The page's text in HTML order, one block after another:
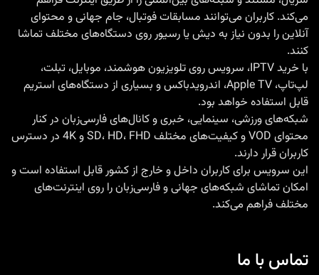
کامل
فروش
اکانت
کانال‌های
و
جهانی
می‌کند. کاربران می‌توانند مسابقات فوتبال، جام جهانی و محتوای
آنلاین را بدون نیاز به دیش یا رسیور روی دستگاه‌های مختلف تماشا
کنند.
با خرید IPTV
، سرویس روی تلویزیون هوشمند، موبایل، تبلت،
لپ‌تاپ، Apple TV، اندرویدباکس و بسیاری از دستگاه‌های استریم
قابل استفاده خواهد بود.
شبکه‌های ورزشی، سینمایی، خبری و کانال‌های فارسی‌زبان در کنار
محتوای VOD و کیفیت‌های مختلف SD، HD، FHD و 4K در دسترس
کاربران قرار دارند.
این سرویس برای کاربران داخل و خارج از کشور قابل استفاده است و
امکان تماشای شبکه‌های جهانی و فارسی‌زبان را روی اینترنت‌های
مختلف فراهم می‌کند.
تماس با ما